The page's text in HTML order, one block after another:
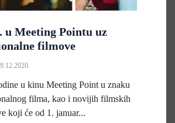
u Meeting Pointu uz
filmove
u kinu Meeting Point u znaku
filma, kao i novijih filmskih
koji će od 1. januar...